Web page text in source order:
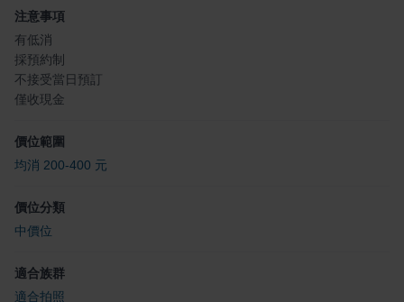
注意事項
有低消
採預約制
不接受當日預訂
僅收現金
價位範圍
均消 200-400 元
價位分類
中價位
適合族群
適合拍照